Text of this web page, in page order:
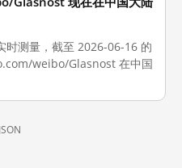
时测量，截至 2026-06-16 的
weibo/Glasnost 在中国
JSON